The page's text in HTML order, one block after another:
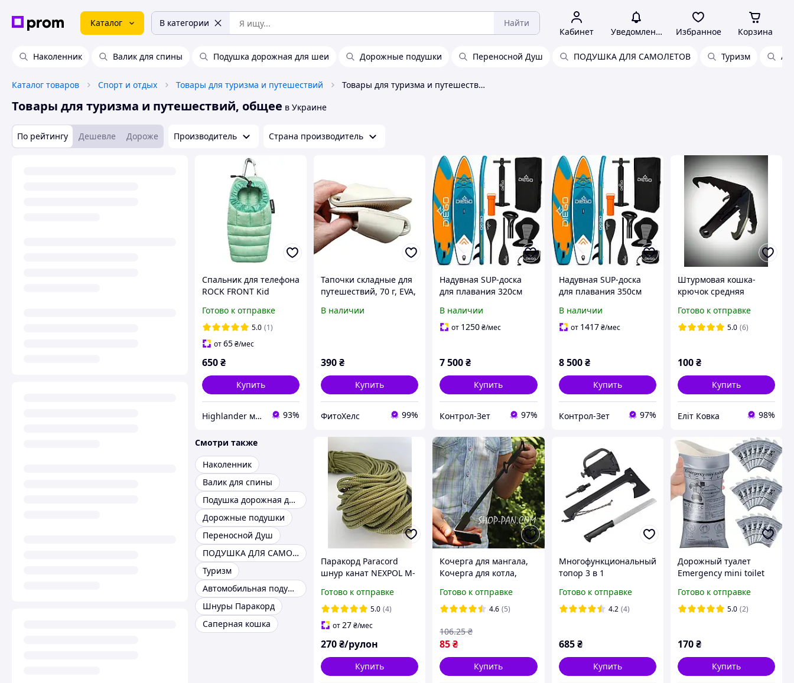
Каталог В категории Найти
Кабинет Уведомления Избранное Корзина
Наколенник Валик для спины Подушка дорожная для шеи Дорожные подушки Переносной Душ ПОДУШКА ДЛЯ САМОЛЕТОВ Туризм
Каталог товаров Спорт и отдых Товары для туризма и путешествий Товары для туризма и путешествий, общее
Товары для туризма и путешествий, общее в Украине
По рейтингу Дешевле Дороже Производитель Страна производитель
Спальник для телефона
ROCK FRONT Kid
Готово к отправке
5.0 (1)
от65₴/мес
650₴
Купить
Highlander магазин 93%
Тапочки складные для
путешествий, 70 г, EVA,
вмещаются в карман,
В наличии
390₴
Купить
ФитоХелс 99%
Надувная SUP-доска
для плавания 320см
В наличии
от 1250₴/мес
7 500₴
Купить
Контрол-Зет 97%
Надувная SUP-доска
для плавания 350см
В наличии
от 1417 ₴/мес
8 500 ₴
Купить
Контрол-Зет 97%
Штурмовая кошка-
крючок средняя
для туризма
Готово к отправке
5.0 (6)
100₴
Купить
Еліт Ковка 98%
Смотри также
Наколенник
Валик для спины
Подушка дорожная для шеи
Дорожные подушки
Переносной Душ
ПОДУШКА ДЛЯ САМОЛЕТОВ
Туризм
Автомобильная подушка под спину
Шнуры Паракорд
Саперная кошка
Паракорд Paracord
шнур канат NEXPOL M-
метрів, до 300 кг
зеленый, хаки
Готово к отправке
5.0 (4)
от27₴/мес
270₴/рулон
Купить
Кочерга для мангала,
Кочерга для котла,
Кочерга для гриля
Готово к отправке
4.6 (5)
85₴
106.25 ₴
Купить
Многофункциональный
топор 3 в 1
инструмент, кемпинг,
выживание, охота,
Готово к отправке
4.2 (4)
685 ₴
Купить
Дорожный туалет
Emergency mini toilet
мини стиль,
портативный писсуар,
Готово к отправке
5.0 (2)
170₴
Купить